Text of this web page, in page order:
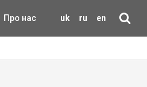
uk ru en
Про нас